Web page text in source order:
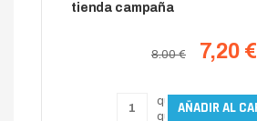
tienda campaña
8.00 € 7,20 €